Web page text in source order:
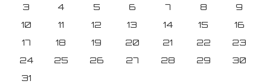
3
4 5 6 7 8
9
10
11 12 13 14 15
16
17
18 19 20 21 22
23
24
25 26 27 28 29
30
31